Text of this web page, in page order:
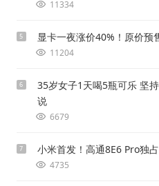
11334
5 显卡一夜涨价40%！原价预
11204
6
35岁女子1天喝5瓶可乐 坚
说
6679
7 小米首发！高通8E6 Pro独
4735